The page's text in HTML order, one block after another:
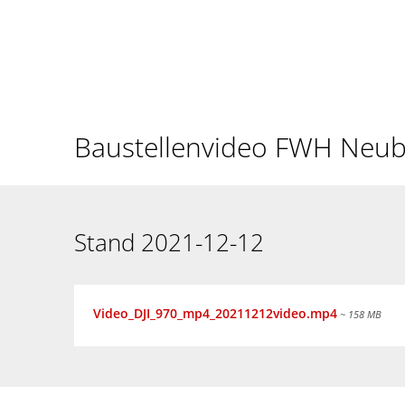
2021-
Video
Baustellenvideo FWH
Stand 2021-12-12
Video_DJI_970_mp4_20211212video.mp4 ~ 158 MB